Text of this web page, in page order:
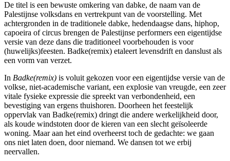
De titel is een bewuste omkering van dabke, de naam van de
Palestijnse volksdans en vertrekpunt van de voorstelling. Met
achtergronden in de traditionele dabke, hedendaagse dans, hiphop,
capoeira of circus brengen de Palestijnse performers een eigentijdse
versie van deze dans die traditioneel voorbehouden is voor
(huwelijks)feesten. Badke(remix) etaleert levensdrift en danslust als
een vorm van verzet.
In Badke(remix) is voluit gekozen voor een eigentijdse versie van de
volkse, niet-academische variant, een explosie van vreugde, een zeer
vitale fysieke expressie die spreekt van verbondenheid, een
bevestiging van ergens thuishoren. Doorheen het feestelijk
oppervlak van Badke(remix) dringt die andere werkelijkheid door,
als koude windstoten door de kieren van een slecht geïsoleerde
woning. Maar aan het eind overheerst toch de gedachte: we gaan
ons niet laten doen, door niemand. We dansen tot we erbij
neervallen.